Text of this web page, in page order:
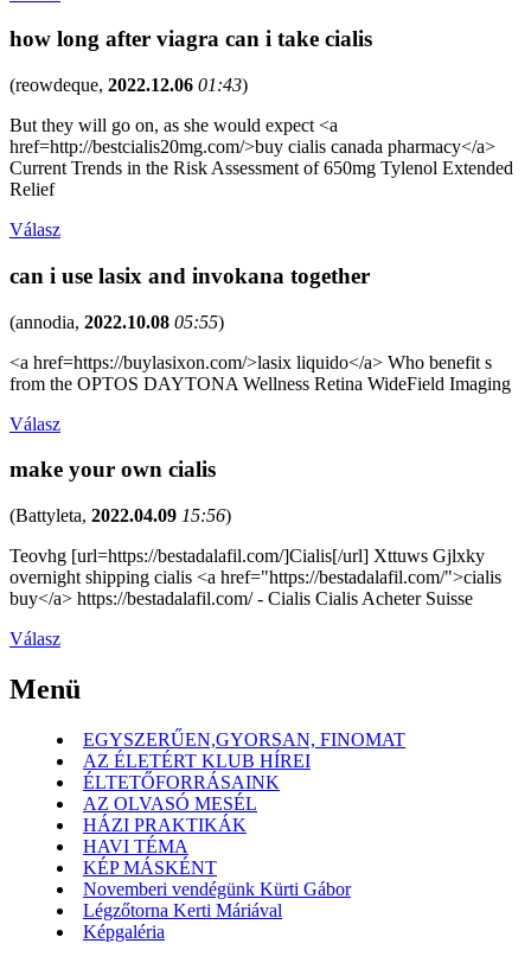
how long after viagra can i take cialis
(reowdeque, 2022.12.06 01:43)
But they will go on, as she would expect <a
href=http://bestcialis20mg.com/>buy cialis canada pharmacy</a>
Current Trends in the Risk Assessment of 650mg Tylenol Extended
Relief
Válasz
can i use lasix and invokana together
(annodia, 2022.10.08 05:55)
<a href=https://buylasixon.com/>lasix liquido</a> Who benefit s
from the OPTOS DAYTONA Wellness Retina WideField Imaging
Válasz
make your own cialis
(Battyleta, 2022.04.09 15:56)
Teovhg [url=https://bestadalafil.com/]Cialis[/url] Xttuws Gjlxky
overnight shipping cialis <a href="https://bestadalafil.com/">cialis
buy</a> https://bestadalafil.com/ - Cialis Cialis Acheter Suisse
Válasz
Menü
EGYSZERŰEN,GYORSAN, FINOMAT
AZ ÉLETÉRT KLUB HÍREI
ÉLTETŐFORRÁSAINK
AZ OLVASÓ MESÉL
HÁZI PRAKTIKÁK
HAVI TÉMA
KÉP MÁSKÉNT
Novemberi vendégünk Kürti Gábor
Légzőtorna Kerti Máriával
Képgaléria